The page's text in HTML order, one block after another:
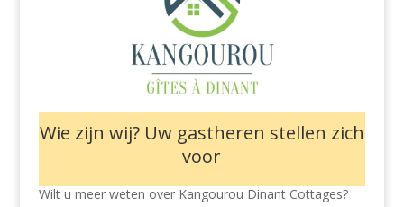
Wie zijn wij? Uw gastheren stellen zich
voor
Wilt u meer weten over Kangourou Dinant Cottages?